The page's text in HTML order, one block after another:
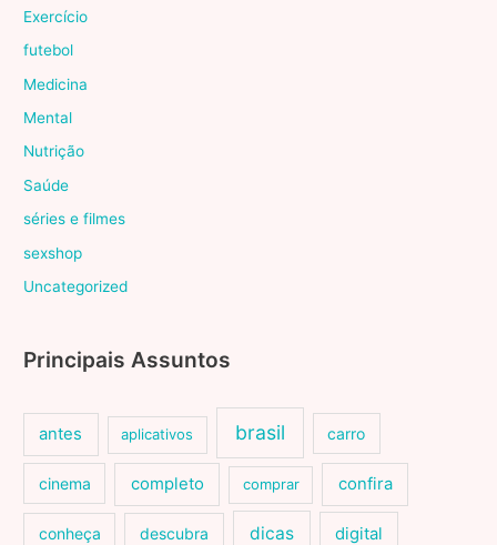
Exercício
futebol
Medicina
Mental
Nutrição
Saúde
séries e filmes
sexshop
Uncategorized
Principais Assuntos
antes aplicativos brasil carro
cinema completo comprar confira
conheça descubra dicas digital